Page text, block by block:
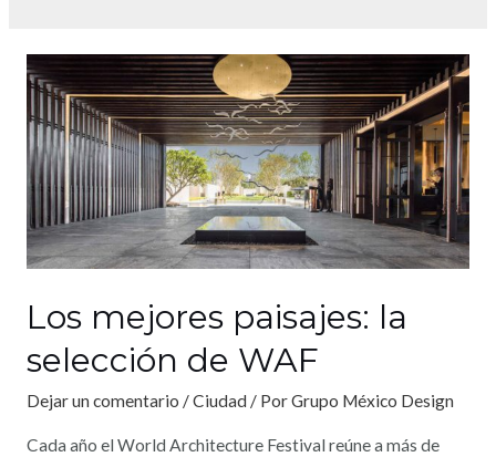
Los mejores paisajes: la
selección de WAF
Dejar un comentario /Ciudad / PorGrupo México Design
Cada año el World Architecture Festival reúne a más de